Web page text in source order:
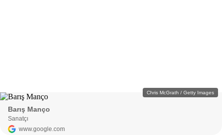
Chris McGrath / Getty Images
Barış Manço
Sanatçı
www.google.com